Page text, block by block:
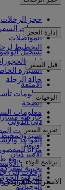
حجز الرحلات
خدمات السفر
المواصلات
التخطيط
إدارة الحجز
تسجيل
إدارة
السيارة
حالة الرحلة
قبل السفر
الأمتعة
معلومات
الصحة
معلومات
دبي الدولي
مواصلات
القواعد
الوجهات
خارطة
أفريقيا
آسيا
أوروبا
الأميركتان
الشرق
رحلات إلى
تجربة السفر
مزايا
التسوق مع
تجربة سفركم
الترفيه
الوجبات
برنامج الولاء
تسجيل
الاشتراك بالعروض